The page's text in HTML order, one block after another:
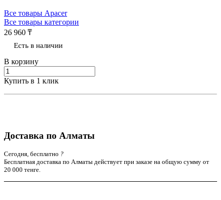
Все товары Apacer
Все товары категории
26 960 ₸
Есть в наличии
В корзину
Купить в 1 клик
Доставка по Алматы
Сегодня, бесплатно ?
Бесплатная доставка по Алматы действует при заказе на общую сумму от
20 000 тенге.